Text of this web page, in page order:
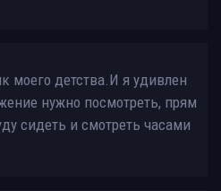
моего детства.И я удивлен
нужно посмотреть, прям
сидеть и смотреть часами